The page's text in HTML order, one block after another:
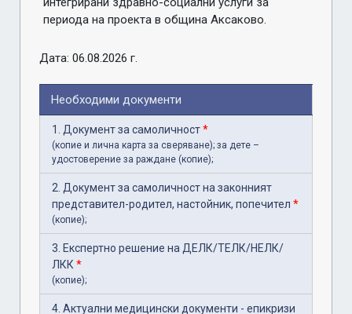
периода на проекта в община Аксаково.
Дата: 06.08.2026 г.
Необходими документи
1. Документ за самоличност*
(копие и лична карта за сверяване); за дете –
удостоверение за раждане (копие);
2. Документ за самоличност на законният
представител-родител, настойник, попечител *
(копие);
3. Експертно решение на ДЕЛК/ТЕЛК/НЕЛК/
ЛКК *
(копие);
4. Актуални медицински документи - епикризи